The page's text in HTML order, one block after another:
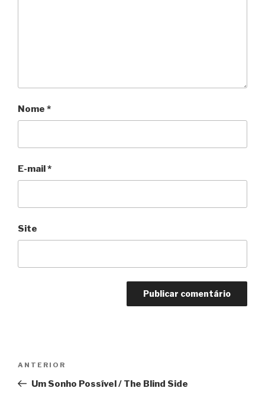
Nome *
E-mail*
Site
Post
Anterior
ANTERIOR
Um Sonho Possível / The Blind Side